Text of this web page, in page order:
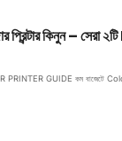
প্রিন্টার কিনুন –
PRINTER GUIDE কম বাজেটে